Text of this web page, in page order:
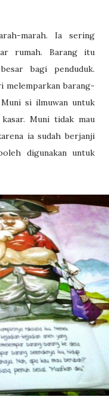
marah. Ia sering
rumah. Barang itu
bagi penduduk.
melemparkan barang-
si ilmuwan untuk
Muni tidak mau
ia sudah berjanji
digunakan untuk